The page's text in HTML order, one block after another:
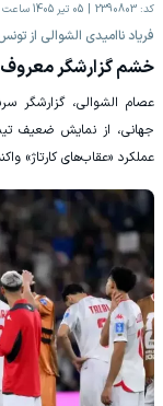
کد: 2390803 05 تیر 1405 ساعت 04:38
فریاد ناامیدی الشوالی از
خشم گزارشگر معروف:
عصام الشوالی، گزارشگر
جهانی، از نمایش ضعیف
عملکرد «عقاب‌های کارتاژ»